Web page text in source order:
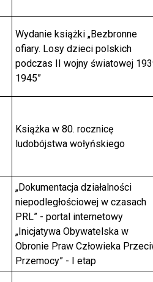
Wydanie książki „Bezbronne
ofiary. Losy dzieci polskich
podczas II wojny światowej
1945”
Książka w 80. rocznicę
ludobójstwa wołyńskiego
„Dokumentacja działalności
niepodległościowej w czasach
PRL” - portal internetowy
„Inicjatywa Obywatelska w
Obronie Praw Człowieka
Przemocy” - I etap